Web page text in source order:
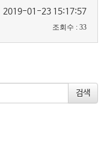
2019-01-23 15:17:57
조회수 : 33